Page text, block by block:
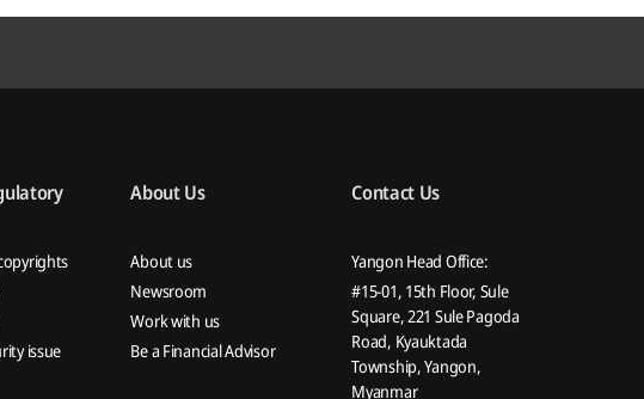
issue
About Us
About us
Newsroom
Work with us
Be a Financial Advisor
Contact Us
Yangon Head Office:
#15-01, 15th Floor, Sule
Square, 221 Sule Pagoda
Road, Kyauktada
Township, Yangon,